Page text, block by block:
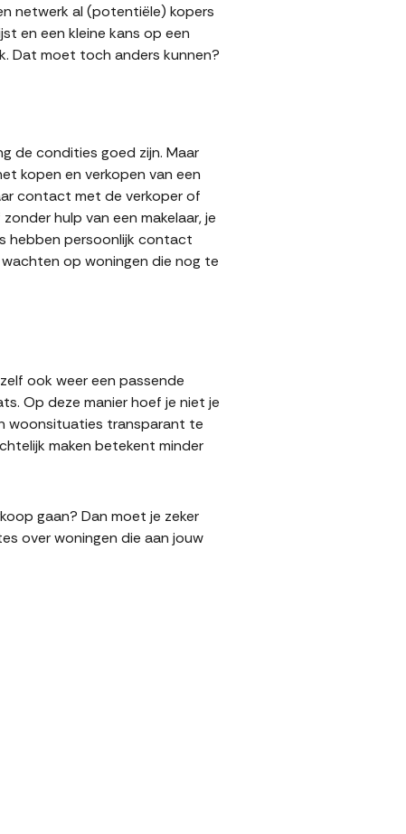
netwerk al (potentiële) kopers
en een kleine kans op een
Dat moet toch anders kunnen?
de condities goed zijn. Maar
kopen en verkopen van een
contact met de verkoper of
hulp van een makelaar, je
hebben persoonlijk contact
op woningen die nog te
ook weer een passende
Op deze manier hoef je niet je
woonsituaties transparant te
maken betekent minder
gaan? Dan moet je zeker
over woningen die aan jouw